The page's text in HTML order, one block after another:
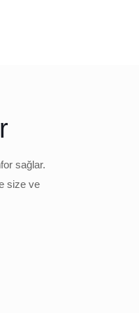
sağlar.
size ve